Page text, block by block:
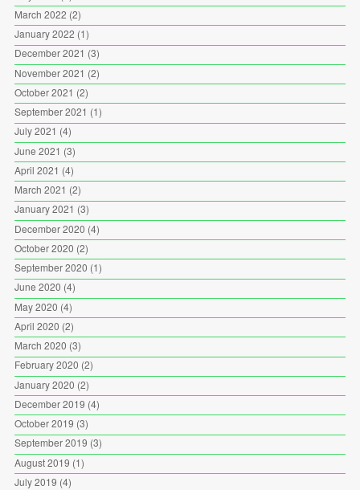
March 2022 (2)
January 2022 (1)
December 2021 (3)
November 2021 (2)
October 2021 (2)
September 2021 (1)
July 2021 (4)
June 2021 (3)
April 2021 (4)
March 2021 (2)
January 2021 (3)
December 2020 (4)
October 2020 (2)
September 2020 (1)
June 2020 (4)
May 2020 (4)
April 2020 (2)
March 2020 (3)
February 2020 (2)
January 2020 (2)
December 2019 (4)
October 2019 (3)
September 2019 (3)
August 2019 (1)
July 2019 (4)